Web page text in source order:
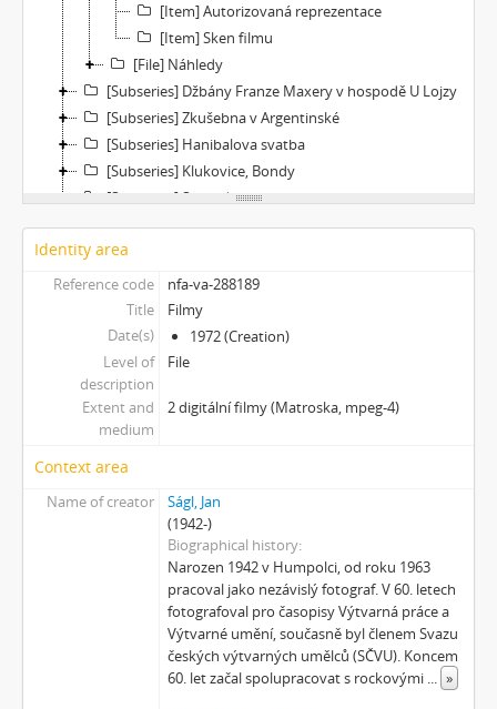
[Item] Autorizovaná reprezentace
[Item] Sken filmu
[File] Náhledy
[Subseries] Džbány Franze Maxery v hospodě U Lojzy
[Subseries] Zkušebna v Argentinské
[Subseries] Hanibalova svatba
[Subseries] Klukovice, Bondy
[Subseries] Samizdat
[Subseries] Psychodrama
[Subseries] Mumlava
[Subseries] Zívrovy Prachovské skály
[Subseries] Cesta
[Subseries] Braunův betlém
[Subseries] Javorovým dolem
[Subseries] Milada
[Subseries] Hřiště
[Subseries] Image Maker
[Subseries] Možná
[Subseries] Z lásky
[Subseries] Parkovací smyčka
[Subseries] Otevřeno zavřeno otevřeno zavřeno...
[Subseries] Klatov
[Subseries] Jizvy, jiskry, jistoty
[Subseries] Země, světlo, vzduch
[Subseries] Painting
Identity area
Reference code
nfa-va-288189
Title
Filmy
Date(s)
1972 (Creation)
Level of
description
File
Extent and
medium
2 digitální filmy (Matroska, mpeg-4)
Context area
Name of creator
Ságl, Jan
(1942-)
Biographical history
Narozen 1942 v Humpolci, od roku 1963
pracoval jako nezávislý fotograf. V 60. letech
fotografoval pro časopisy Výtvarná práce a
Výtvarné umění, současně byl členem Svazu
českých výtvarných umělců (SČVU). Koncem
60. let začal spolupracovat s rockovými ... »